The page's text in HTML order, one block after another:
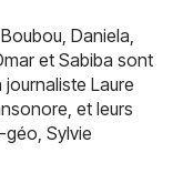
Daniela,
et Sabiba sont
Laure
et leurs
géo, Sylvie